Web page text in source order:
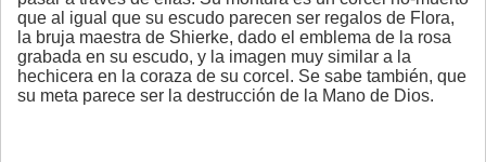
que al igual que su escudo parecen ser regalos de Flora,
la bruja maestra de Shierke, dado el emblema de la rosa
grabada en su escudo, y la imagen muy similar a la
hechicera en la coraza de su corcel. Se sabe también, que
su meta parece ser la destrucción de la Mano de Dios.